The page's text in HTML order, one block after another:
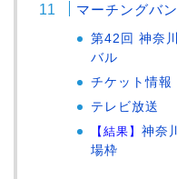
マーチングバ
第42回 神奈
バル
チケット情報
テレビ放送
【結果】神奈
場枠